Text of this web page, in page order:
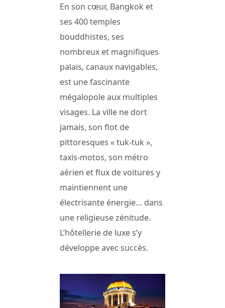
En son cœur, Bangkok et
ses 400 temples
bouddhistes, ses
nombreux et magnifiques
palais, canaux navigables,
est une fascinante
mégalopole aux multiples
visages. La ville ne dort
jamais, son flot de
pittoresques « tuk-tuk »,
taxis-motos, son métro
aérien et flux de voitures y
maintiennent une
électrisante énergie… dans
une religieuse zénitude.
L’hôtellerie de luxe s’y
développe avec succès.